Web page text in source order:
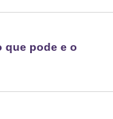
que pode e o